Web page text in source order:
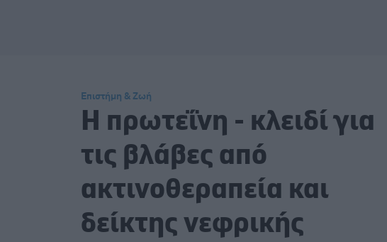
Επιστήμη & Ζωή
Η πρωτεΐνη - κλειδί για
τις βλάβες από
ακτινοθεραπεία και
δείκτης νεφρικής